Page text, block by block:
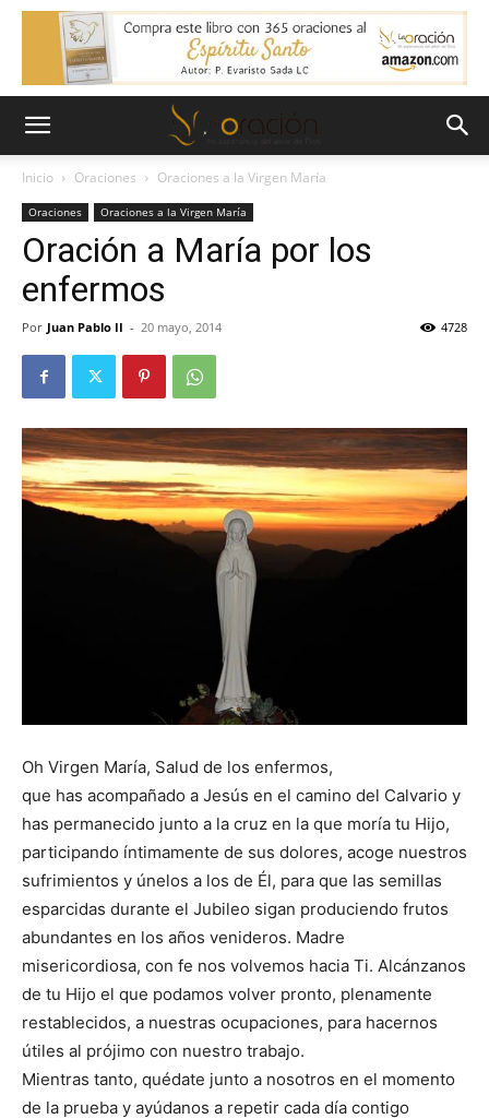
Inicio Oraciones Oraciones a la Virgen María
Oraciones Oraciones a la Virgen María
Oración a María por los
enfermos
Por Juan Pablo II - 20 mayo, 2014 4728
Oh Virgen María, Salud de los enfermos,
que has acompañado a Jesús en el camino del Calvario y
has permanecido junto a la cruz en la que moría tu Hijo,
participando íntimamente de sus dolores, acoge nuestros
sufrimientos y únelos a los de Él, para que las semillas
esparcidas durante el Jubileo sigan produciendo frutos
abundantes en los años venideros. Madre
misericordiosa, con fe nos volvemos hacia Ti. Alcánzanos
de tu Hijo el que podamos volver pronto, plenamente
restablecidos, a nuestras ocupaciones, para hacernos
útiles al prójimo con nuestro trabajo.
Mientras tanto, quédate junto a nosotros en el momento
de la prueba y ayúdanos a repetir cada día contigo